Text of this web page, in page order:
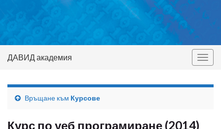
ДАВИД академия
Връщане към Курсове
Курс по уеб програмиране (2014)